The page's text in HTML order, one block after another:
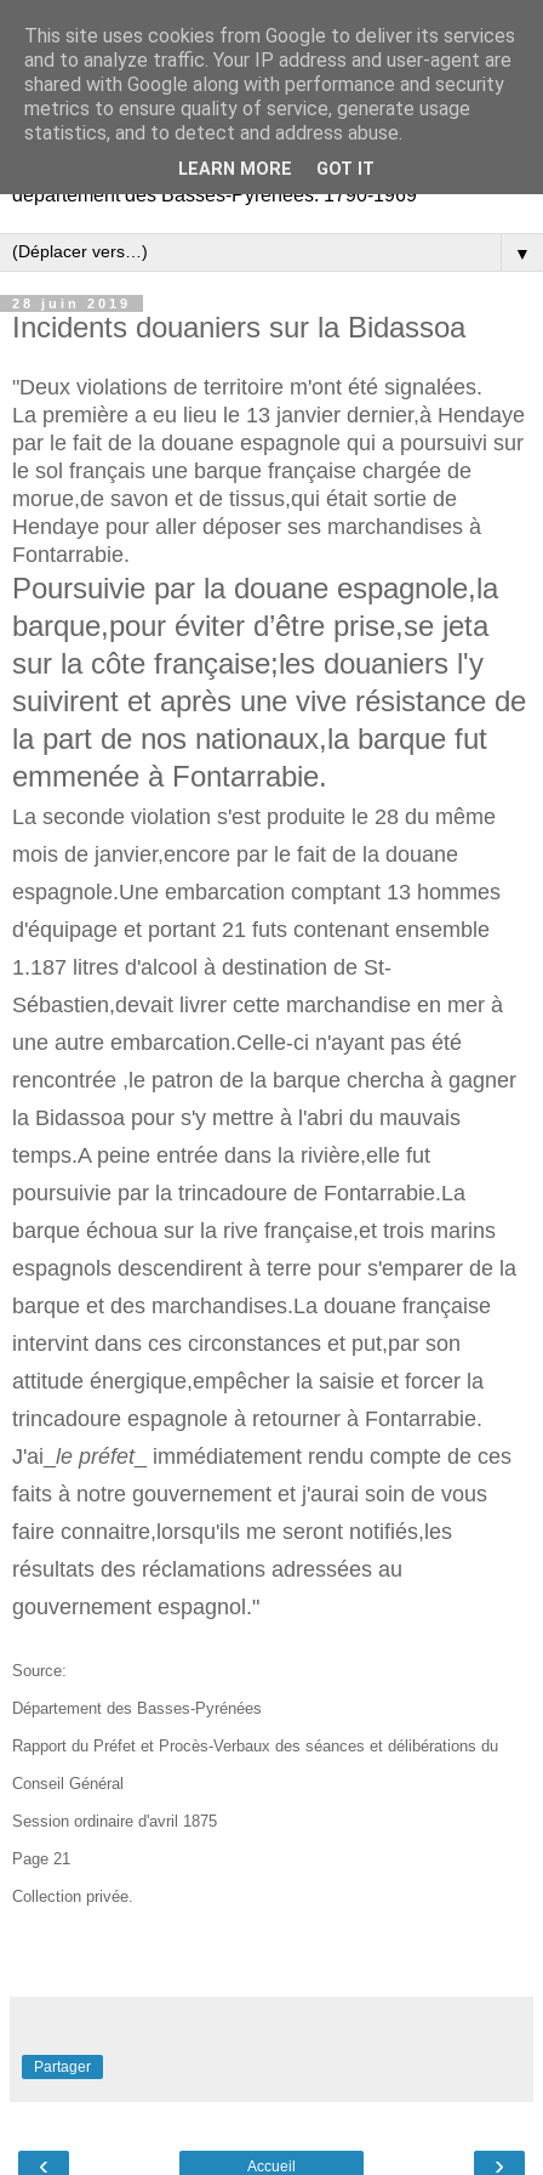
Retours vers les Basses-
Pyrénées
Partage d'archives publiques et privées liées au
département des Basses-Pyrénées. 1790-1969
▼
28 juin 2019
Incidents douaniers sur la Bidassoa
"Deux violations de territoire m'ont été signalées.
La première a eu lieu le 13 janvier dernier,à Hendaye
par le fait de la douane espagnole qui a poursuivi sur
le sol français une barque française chargée de
morue,de savon et de tissus,qui était sortie de
Hendaye pour aller déposer ses marchandises à
Fontarrabie.
Poursuivie par la douane espagnole,la
barque,pour éviter d’être prise,se jeta
sur la côte française;les douaniers l'y
suivirent et après une vive résistance de
la part de nos nationaux,la barque fut
emmenée à Fontarrabie.
La seconde violation s'est produite le 28 du même
mois de janvier,encore par le fait de la douane
espagnole.Une embarcation comptant 13 hommes
d'équipage et portant 21 futs contenant ensemble
1.187 litres d'alcool à destination de St-
Sébastien,devait livrer cette marchandise en mer à
une autre embarcation.Celle-ci n'ayant pas été
rencontrée ,le patron de la barque chercha à gagner
la Bidassoa pour s'y mettre à l'abri du mauvais
temps.A peine entrée dans la rivière,elle fut
poursuivie par la trincadoure de Fontarrabie.La
barque échoua sur la rive française,et trois marins
espagnols descendirent à terre pour s'emparer de la
barque et des marchandises.La douane française
intervint dans ces circonstances et put,par son
attitude énergique,empêcher la saisie et forcer la
trincadoure espagnole à retourner à Fontarrabie.
J'ai_ le préfet_ immédiatement rendu compte de ces
faits à notre gouvernement et j'aurai soin de vous
faire connaitre,lorsqu'ils me seront notifiés,les
résultats des réclamations adressées au
gouvernement espagnol."
Source:
Département des Basses-Pyrénées
Rapport du Préfet et Procès-Verbaux des séances et délibérations du
Conseil Général
Session ordinaire d'avril 1875
Page 21
Collection privée.
Partager
‹ ›
Accueil
This site uses cookies from Google to deliver its services
and to analyze traffic. Your IP address and user-agent are
shared with Google along with performance and security
metrics to ensure quality of service, generate usage
statistics, and to detect and address abuse.
LEARN MORE GOT IT